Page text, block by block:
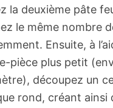
la deuxième pâte
le même nombre
Ensuite, à
pièce plus petit
découpez un
rond, créant ainsi